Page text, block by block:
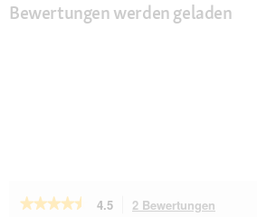
Bewertungen werden geladen
★★★★★
★★★★★ 4.5 2 Bewertungen